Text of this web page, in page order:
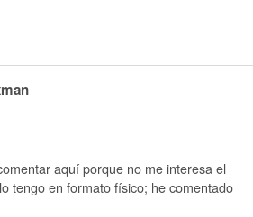
aquí porque no me interesa el
tengo en formato físico; he comentado